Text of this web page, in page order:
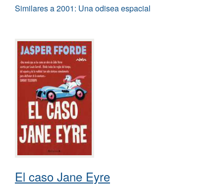
Similares a 2001: Una odisea espacial
El caso Jane Eyre